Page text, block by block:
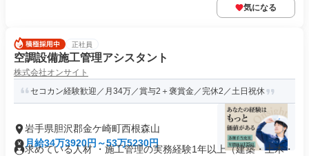
気になる
正社員
空調設備施工管理アシスタント
株式会社オンサイト
セコカン経験歓迎／月34万／賞与2＋褒賞金／完休2／土日祝休
岩手県胆沢郡金ケ崎町西根森山
月給34万3920円～53万5230円
求めている人材 ・施工管理の実務経験1年以上（建築・土木・